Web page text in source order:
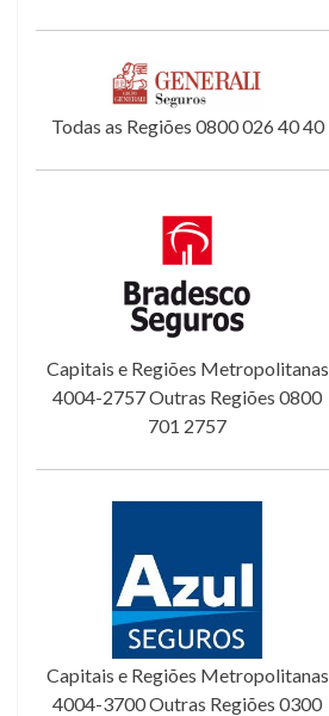
Todas as Regiões 0800 026 40 40
Capitais e Regiões Metropolitanas
4004-2757 Outras Regiões 0800
701 2757
Capitais e Regiões Metropolitanas
4004-3700 Outras Regiões 0300